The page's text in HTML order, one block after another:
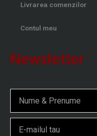
Livrarea comenzilor
Contul meu
Newsletter